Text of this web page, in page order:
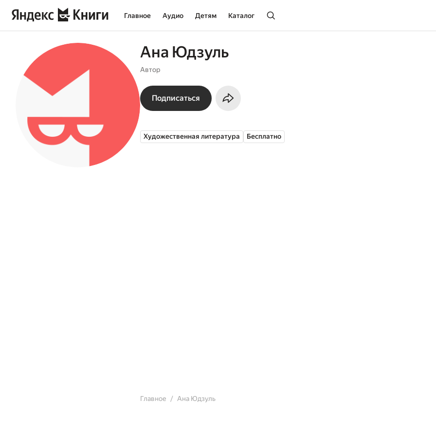
Главное Аудио Детям Каталог
Ана Юдзуль
Автор
Подписаться
Художественная литература Бесплатно
Главное Ана Юдзуль